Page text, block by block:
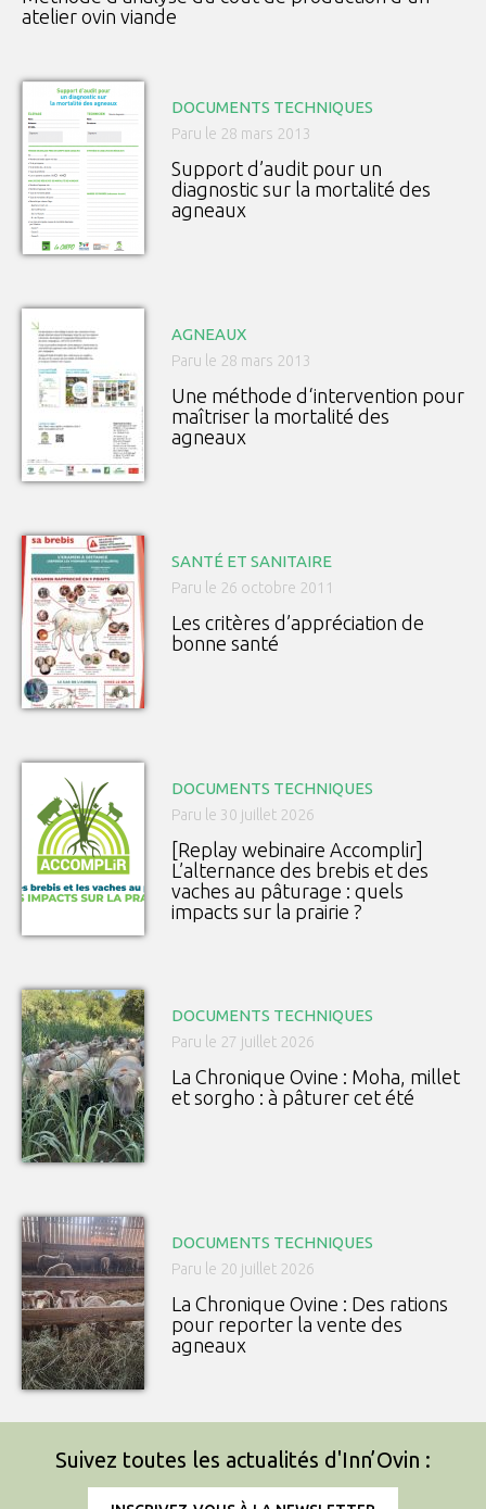
atelier ovin viande
DOCUMENTS TECHNIQUES
Paru le 28 mars 2013
Support d’audit pour un
diagnostic sur la mortalité des
agneaux
AGNEAUX
Paru le 28 mars 2013
Une méthode d‘intervention pour
maîtriser la mortalité des
agneaux
SANTÉ ET SANITAIRE
Paru le 26 octobre 2011
Les critères d’appréciation de
bonne santé
DOCUMENTS TECHNIQUES
Paru le 30 juillet 2026
[Replay webinaire Accomplir]
L’alternance des brebis et des
vaches au pâturage : quels
impacts sur la prairie ?
DOCUMENTS TECHNIQUES
Paru le 27 juillet 2026
La Chronique Ovine : Moha, millet
et sorgho : à pâturer cet été
DOCUMENTS TECHNIQUES
Paru le 20 juillet 2026
La Chronique Ovine : Des rations
pour reporter la vente des
agneaux
Suivez toutes les actualités d'Inn’Ovin :